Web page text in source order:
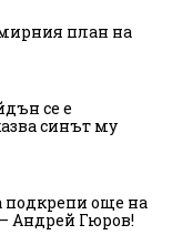
план на
се е
синът му
подкрепи още на
Андрей Гюров!